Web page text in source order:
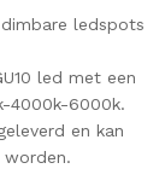
ledspots
led met een
4000k-6000k.
en kan